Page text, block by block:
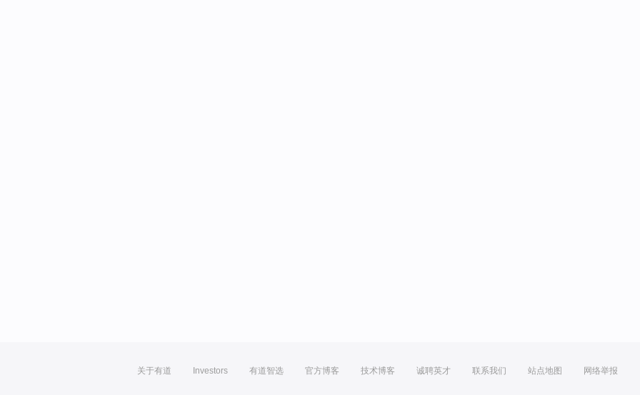
关于有道 Investors 有道智选 官方博客 技术博客 诚聘英才 联系我们 站点地图 网络举报